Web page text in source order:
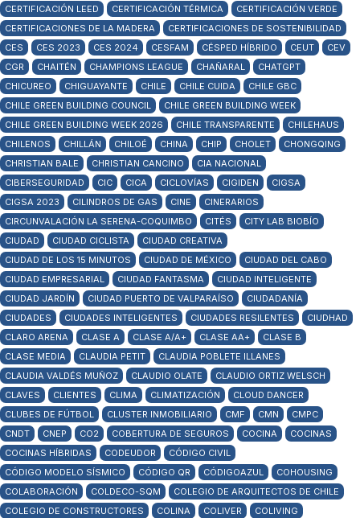
CERTIFICACIÓN LEED
CERTIFICACIÓN TÉRMICA
CERTIFICACIÓN VERDE
CERTIFICACIONES DE LA MADERA
CERTIFICACIONES DE SOSTENIBILIDAD
CES
CES 2023 CES 2024 CESFAM CÉSPED HÍBRIDO CEUT
CEV
CGR
CHAITÉN CHAMPIONS LEAGUE CHAÑARAL
CHATGPT
CHICUREO
CHIGUAYANTE CHILE CHILE CUIDA
CHILE GBC
CHILE GREEN BUILDING COUNCIL
CHILE GREEN BUILDING WEEK
CHILE GREEN BUILDING WEEK 2026
CHILE TRANSPARENTE
CHILEHAUS
CHILENOS
CHILLÁN CHILOÉ CHINA CHIP CHOLET
CHONGQING
CHRISTIAN BALE
CHRISTIAN CANCINO
CIA NACIONAL
CIBERSEGURIDAD
CIC CICA CICLOVÍAS CIGIDEN
CIGSA
CIGSA 2023
CILINDROS DE GAS CINE
CINERARIOS
CIRCUNVALACIÓN LA SERENA-COQUIMBO
CITÉS
CITY LAB BIOBÍO
CIUDAD
CIUDAD CICLISTA
CIUDAD CREATIVA
CIUDAD DE LOS 15 MINUTOS
CIUDAD DE MÉXICO
CIUDAD DEL CABO
CIUDAD EMPRESARIAL
CIUDAD FANTASMA
CIUDAD INTELIGENTE
CIUDAD JARDÍN
CIUDAD PUERTO DE VALPARAÍSO
CIUDADANÍA
CIUDADES
CIUDADES INTELIGENTES CIUDADES RESILENTES
CIUDHAD
CLARO ARENA
CLASE A CLASE A/A+ CLASE AA+
CLASE B
CLASE MEDIA
CLAUDIA PETIT
CLAUDIA POBLETE ILLANES
CLAUDIA VALDÉS MUÑOZ
CLAUDIO OLATE
CLAUDIO ORTIZ WELSCH
CLAVES
CLIENTES CLIMA CLIMATIZACIÓN
CLOUD DANCER
CLUBES DE FÚTBOL
CLUSTER INMOBILIARIO CMF CMN
CMPC
CNDT
CNEP CO2 COBERTURA DE SEGUROS COCINA
COCINAS
COCINAS HÍBRIDAS
CODEUDOR
CÓDIGO CIVIL
CÓDIGO MODELO SÍSMICO
CÓDIGO QR CÓDIGOAZUL
COHOUSING
COLABORACIÓN
COLDECO-SQM
COLEGIO DE ARQUITECTOS DE CHILE
COLEGIO DE CONSTRUCTORES
COLINA COLIVER
COLIVING